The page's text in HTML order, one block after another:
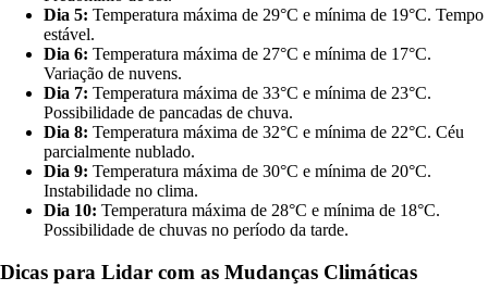
Dia 5: Temperatura máxima de 29°C e mínima de 19°C. Tempo
estável.
Dia 6: Temperatura máxima de 27°C e mínima de 17°C.
Variação de nuvens.
Dia 7: Temperatura máxima de 33°C e mínima de 23°C.
Possibilidade de pancadas de chuva.
Dia 8: Temperatura máxima de 32°C e mínima de 22°C. Céu
parcialmente nublado.
Dia 9: Temperatura máxima de 30°C e mínima de 20°C.
Instabilidade no clima.
Dia 10: Temperatura máxima de 28°C e mínima de 18°C.
Possibilidade de chuvas no período da tarde.
Dicas para Lidar com as Mudanças Climáticas